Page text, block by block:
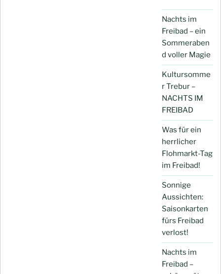
Nachts im
Freibad – ein
Sommeraben
d voller Magie
Kultursomme
r Trebur –
NACHTS IM
FREIBAD
Was für ein
herrlicher
Flohmarkt-Tag
im Freibad!
Sonnige
Aussichten:
Saisonkarten
fürs Freibad
verlost!
Nachts im
Freibad –